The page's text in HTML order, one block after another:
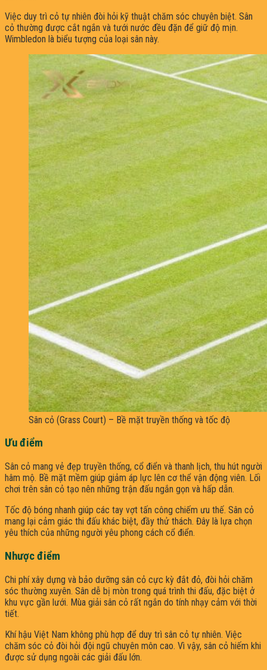
Việc duy trì cỏ tự nhiên đòi hỏi kỹ thuật chăm sóc chuyên biệt. Sân
cỏ thường được cắt ngắn và tưới nước đều đặn để giữ độ mịn.
Wimbledon là biểu tượng của loại sân này.
Sân cỏ (Grass Court) – Bề mặt truyền thống và tốc độ
Ưu điểm
Sân cỏ mang vẻ đẹp truyền thống, cổ điển và thanh lịch, thu hút người
hâm mộ. Bề mặt mềm giúp giảm áp lực lên cơ thể vận động viên. Lối
chơi trên sân cỏ tạo nên những trận đấu ngắn gọn và hấp dẫn.
Tốc độ bóng nhanh giúp các tay vợt tấn công chiếm ưu thế. Sân cỏ
mang lại cảm giác thi đấu khác biệt, đầy thử thách. Đây là lựa chọn
yêu thích của những người yêu phong cách cổ điển.
Nhược điểm
Chi phí xây dựng và bảo dưỡng sân cỏ cực kỳ đắt đỏ, đòi hỏi chăm
sóc thường xuyên. Sân dễ bị mòn trong quá trình thi đấu, đặc biệt ở
khu vực gần lưới. Mùa giải sân cỏ rất ngắn do tính nhạy cảm với thời
tiết.
Khí hậu Việt Nam không phù hợp để duy trì sân cỏ tự nhiên. Việc
chăm sóc cỏ đòi hỏi đội ngũ chuyên môn cao. Vì vậy, sân cỏ hiếm khi
được sử dụng ngoài các giải đấu lớn.